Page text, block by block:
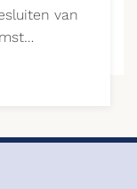
van